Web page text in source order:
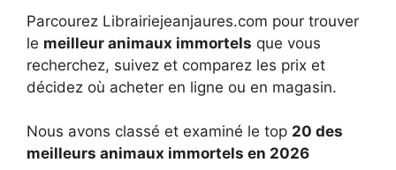
Parcourez Librairiejeanjaures.com pour trouver
le meilleur animaux immortels que vous
recherchez, suivez et comparez les prix et
décidez où acheter en ligne ou en magasin.
Nous avons classé et examiné le top 20 des
meilleurs animaux immortels en 2026